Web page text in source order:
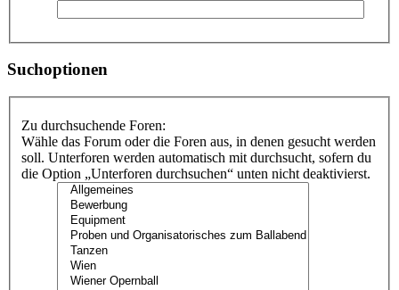
Suchoptionen
Zu durchsuchende Foren:
Wähle das Forum oder die Foren aus, in denen gesucht werden
soll. Unterforen werden automatisch mit durchsucht, sofern du
die Option „Unterforen durchsuchen“ unten nicht deaktivierst.